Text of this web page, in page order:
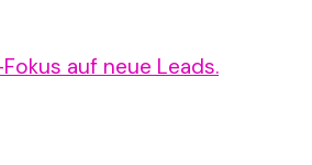
auf neue Leads.